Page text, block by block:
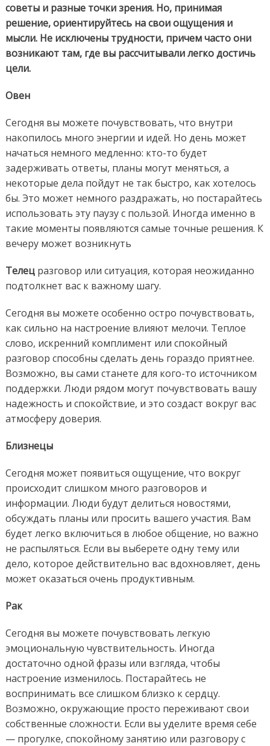
советы и разные точки зрения. Но, принимая
решение, ориентируйтесь на свои ощущения и
мысли. Не исключены трудности, причем часто они
возникают там, где вы рассчитывали легко достичь
цели.
Овен
Сегодня вы можете почувствовать, что внутри
накопилось много энергии и идей. Но день может
начатьcя немного медленно: кто-то будет
задерживать ответы, планы могут меняться, а
некоторые дела пойдут не так быстро, как хотелось
бы. Это может немного раздражать, но постарайтесь
использовать эту паузу с пользой. Иногда именно в
такие моменты появляются самые точные решения. К
вечеру может возникнуть
Телецразговор или ситуация, которая неожиданно
подтолкнет вас к важному шагу.
Сегодня вы можете особенно остро почувствовать,
как сильно на настроение влияют мелочи. Теплое
слово, искренний комплимент или спокойный
разговор способны сделать день гораздо приятнее.
Возможно, вы сами станете для кого-то источником
поддержки. Люди рядом могут почувствовать вашу
надежность и спокойствие, и это создаст вокруг вас
атмосферу доверия.
Близнецы
Сегодня может появиться ощущение, что вокруг
происходит слишком много разговоров и
информации. Люди будут делиться новостями,
обсуждать планы или просить вашего участия. Вам
будет легко включиться в любое общение, но важно
не распыляться. Если вы выберете одну тему или
дело, которое действительно вас вдохновляет, день
может оказаться очень продуктивным.
Рак
Сегодня вы можете почувствовать легкую
эмоциональную чувствительность. Иногда
достаточно одной фразы или взгляда, чтобы
настроение изменилось. Постарайтесь не
воспринимать все слишком близко к сердцу.
Возможно, окружающие просто переживают свои
собственные сложности. Если вы уделите время себе
— прогулке, спокойному занятию или разговору с